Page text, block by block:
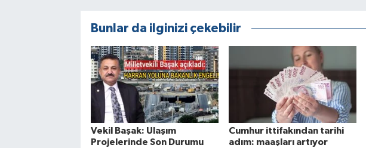
Bunlar da ilginizi çekebilir
Vekil Başak: Ulaşım
Projelerinde Son Durumu
Cumhur ittifakından tarihi
adım: maaşları artıyor